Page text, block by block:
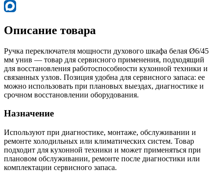
Описание товара
Ручка переключателя мощности духового шкафа белая Ø6/45
мм унив — товар для сервисного применения, подходящий
для восстановления работоспособности кухонной техники и
связанных узлов. Позиция удобна для сервисного запаса: ее
можно использовать при плановых выездах, диагностике и
срочном восстановлении оборудования.
Назначение
Используют при диагностике, монтаже, обслуживании и
ремонте холодильных или климатических систем. Товар
подходит для кухонной техники и может применяться при
плановом обслуживании, ремонте после диагностики или
комплектации сервисного запаса.